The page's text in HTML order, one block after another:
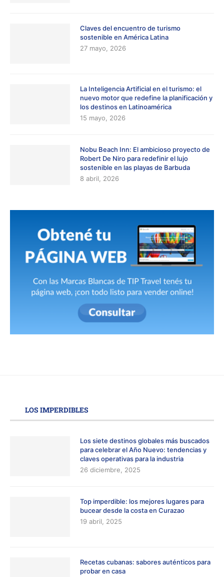
Claves del encuentro de turismo
sostenible en América Latina
27 mayo, 2026
La Inteligencia Artificial en el turismo: el
nuevo motor que redefine la planificación y
los destinos en Latinoamérica
15 mayo, 2026
Nobu Beach Inn: El ambicioso proyecto de
Robert De Niro para redefinir el lujo
sostenible en las playas de Barbuda
8 abril, 2026
LOS IMPERDIBLES
Los siete destinos globales más buscados
para celebrar el Año Nuevo: tendencias y
claves operativas para la industria
26 diciembre, 2025
Top imperdible: los mejores lugares para
bucear desde la costa en Curazao
19 abril, 2025
Recetas cubanas: sabores auténticos para
probar en casa